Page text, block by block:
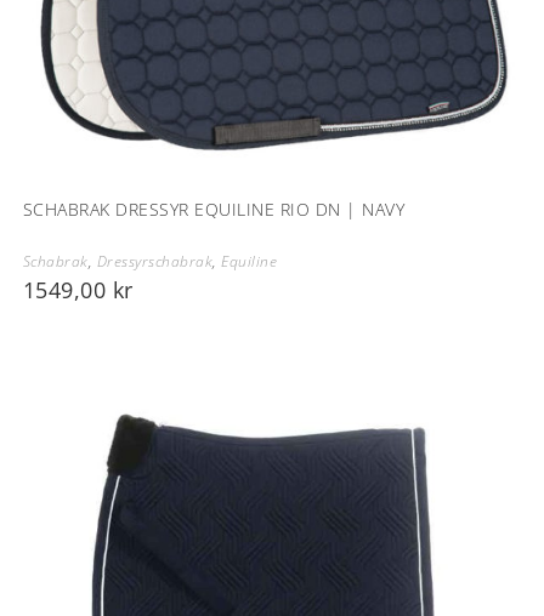
SCHABRAK DRESSYR EQUILINE RIO DN | NAVY
Schabrak, Dressyrschabrak,Equiline
1549,00 kr